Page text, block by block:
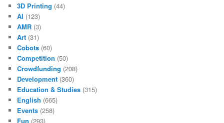
3D Printing (44)
AI (123)
AMR (3)
Art (31)
Cobots (60)
Competition (50)
Crowdfunding (208)
Development (360)
Education & Studies (315)
English (665)
Events (258)
Fun (293)